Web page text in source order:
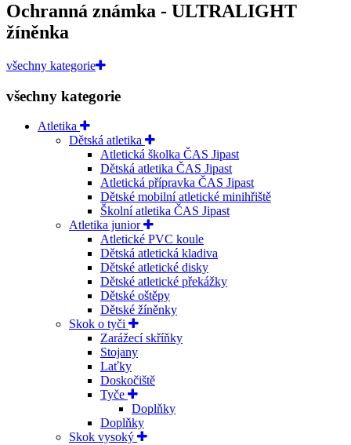
Ochranná známka - ULTRALIGHT
žíněnka
všechny kategorie
všechny kategorie
Atletika
Dětská atletika
Atletická školka ČAS Jipast
Dětská atletika ČAS Jipast
Atletická přípravka ČAS Jipast
Dětské mobilní atletické minihřiště
Školní atletika ČAS Jipast
Atletika junior
Atletické PVC koule
Dětská atletická kladiva
Dětské atletické disky
Dětské atletické překážky
Dětské oštěpy
Dětské žíněnky
Skok o tyči
Zarážecí skříňky
Stojany
Laťky
Doskočiště
Tyče
Doplňky
Doplňky
Skok vysoký